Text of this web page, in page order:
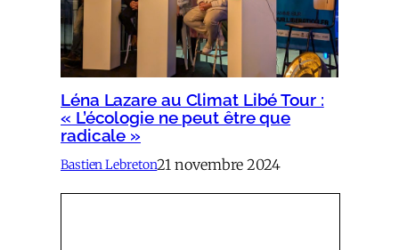
Léna Lazare au Climat Libé Tour :
« L’écologie ne peut être que
radicale »
Bastien Lebreton21 novembre 2024